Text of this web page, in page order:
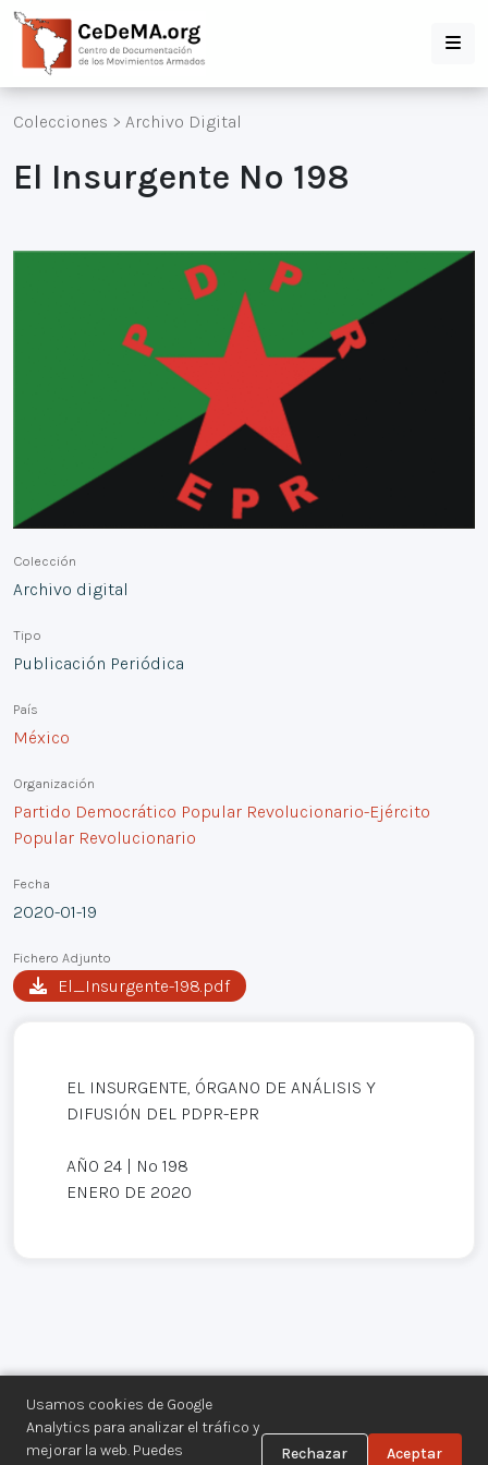
Usamos cookies de Google
Analytics para analizar el tráfico y
mejorar la web. Puedes
Rechazar Aceptar
Colecciones > Archivo Digital
El Insurgente Nº 198
Colección
Archivo digital
Tipo
Publicación Periódica
País
México
Organización
Partido Democrático Popular Revolucionario-Ejército
Popular Revolucionario
Fecha
2020-01-19
Fichero Adjunto
El_Insurgente-198.pdf
EL INSURGENTE, ÓRGANO DE ANÁLISIS Y
DIFUSIÓN DEL PDPR-EPR
AÑO 24 | Nº 198
ENERO DE 2020
Centro de Documentación de los